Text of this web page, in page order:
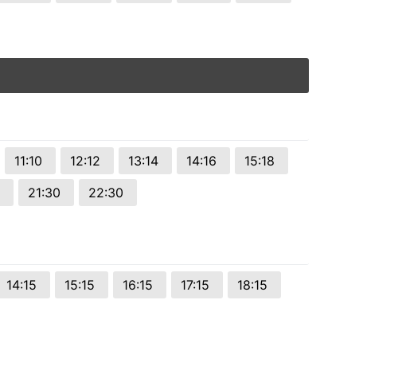
11:10 12:12 13:14 14:16
15:18
21:30 22:30
14:15 15:15 16:15 17:15
18:15